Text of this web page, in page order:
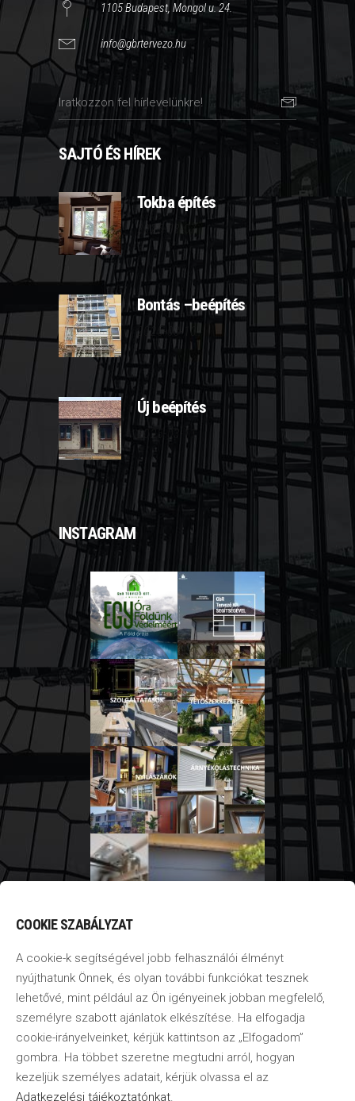
1105 Budapest, Mongol u. 24.
info@gbrtervezo.hu
SAJTÓ ÉS HÍREK
Tokba építés
2025-03-07
Bontás –beépítés
2025-03-10
Új beépítés
2025-03-11
INSTAGRAM
COOKIE SZABÁLYZAT
A cookie-k segítségével jobb felhasználói élményt
nyújthatunk Önnek, és olyan további funkciókat tesznek
lehetővé, mint például az Ön igényeinek jobban megfelelő,
személyre szabott ajánlatok elkészítése. Ha elfogadja
cookie-irányelveinket, kérjük kattintson az „Elfogadom”
gombra. Ha többet szeretne megtudni arról, hogyan
kezeljük személyes adatait, kérjük olvassa el az
Adatkezelési tájékoztatónkat.